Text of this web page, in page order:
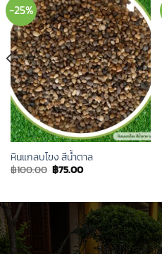
-25%
หินแกลบโขง สีน้ำตาล
฿100.00 Original
price
฿75.00Current